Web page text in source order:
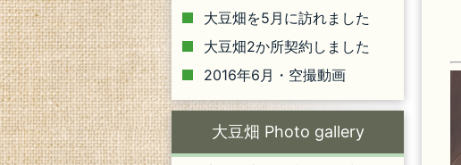
大豆畑を5月に訪れました
大豆畑2か所契約しました
2016年6月・空撮動画
大豆畑 Photo gallery